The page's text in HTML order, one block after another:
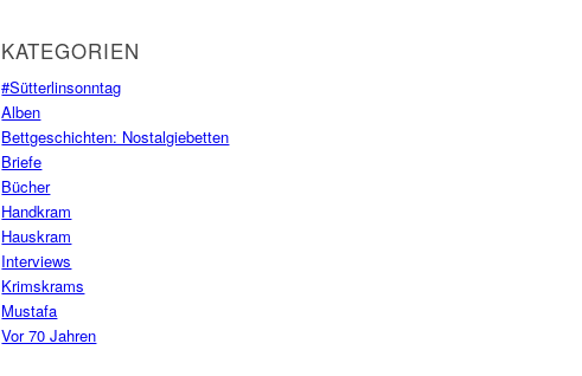
KATEGORIEN
#Sütterlinsonntag
Alben
Bettgeschichten: Nostalgiebetten
Briefe
Bücher
Handkram
Hauskram
Interviews
Krimskrams
Mustafa
Vor 70 Jahren